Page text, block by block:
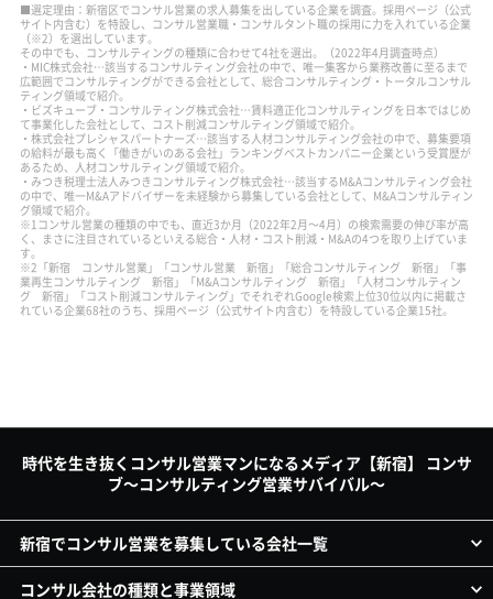
■選定理由：新宿区でコンサル営業の求人募集を出している企業を調査。採用ページ（公式
サイト内含む）を特設し、コンサル営業職・コンサルタント職の採用に力を入れている企業
（※2）を選出しています。
その中でも、コンサルティングの種類に合わせて4社を選出。（2022年4月調査時点）
・MIC株式会社…該当するコンサルティング会社の中で、唯一集客から業務改善に至るまで
広範囲でコンサルティングができる会社として、総合コンサルティング・トータルコンサル
ティング領域で紹介。
・ビズキューブ・コンサルティング株式会社…賃料適正化コンサルティングを日本ではじめ
て事業化した会社として、コスト削減コンサルティング領域で紹介。
・株式会社プレシャスパートナーズ…該当する人材コンサルティング会社の中で、募集要項
の給料が最も高く「働きがいのある会社」ランキングベストカンパニー企業という受賞歴が
あるため、人材コンサルティング領域で紹介。
・みつき税理士法人みつきコンサルティング株式会社…該当するM&Aコンサルティング会社
の中で、唯一M&Aアドバイザーを未経験から募集している会社として、M&Aコンサルティン
グ領域で紹介。
※1コンサル営業の種類の中でも、直近3か月（2022年2月～4月）の検索需要の伸び率が高
く、まさに注目されているといえる総合・人材・コスト削減・M&Aの4つを取り上げていま
す。
※2「新宿 コンサル営業」「コンサル営業 新宿」「総合コンサルティング 新宿」「事
業再生コンサルティング 新宿」「M&Aコンサルティング 新宿」「人材コンサルティン
グ 新宿」「コスト削減コンサルティング」でそれぞれGoogle検索上位30位以内に掲載さ
れている企業68社のうち、採用ページ（公式サイト内含む）を特設している企業15社。
時代を生き抜くコンサル営業マンになるメディア【新宿】 コンサ
ブ～コンサルティング営業サバイバル～
新宿でコンサル営業を募集している会社一覧
コンサル会社の種類と事業領域